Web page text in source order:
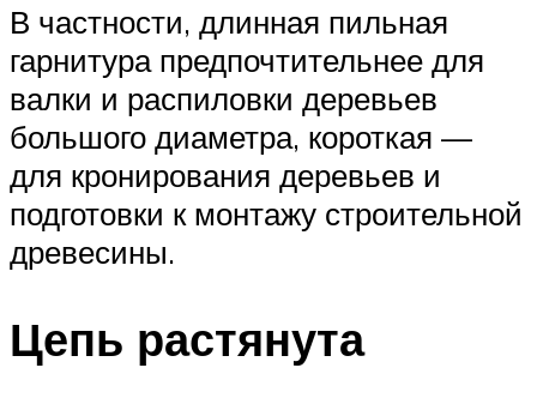
В частности, длинная пильная
гарнитура предпочтительнее для
валки и распиловки деревьев
большого диаметра, короткая —
для кронирования деревьев и
подготовки к монтажу строительной
древесины.
Цепь растянута